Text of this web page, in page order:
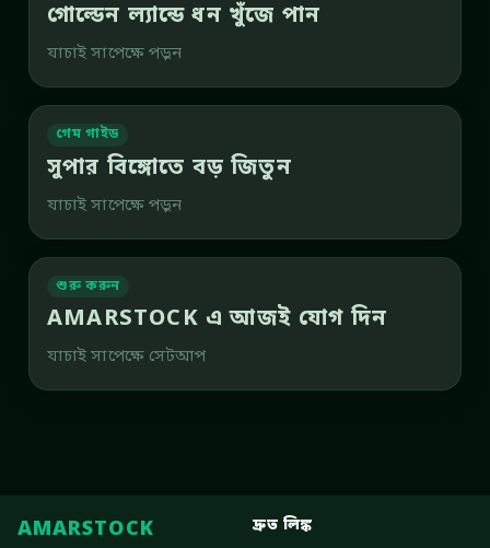
গোল্ডেন ল্যান্ডে ধন খুঁজে পান
যাচাই সাপেক্ষে পড়ুন
গেম গাইড
সুপার বিঙ্গোতে বড় জিতুন
যাচাই সাপেক্ষে পড়ুন
শুরু করুন
AMARSTOCK এ আজই যোগ দিন
যাচাই সাপেক্ষে সেটআপ
AMARSTOCK দ্রুত লিঙ্ক